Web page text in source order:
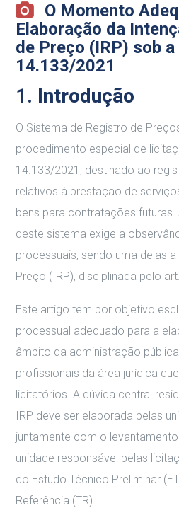
O Momento
Elaboração da
de Preço (IRP) sob a
14.133/2021
1. Introdução
O Sistema de Registro de
procedimento especial de
14.133/2021, destinado ao
relativos à prestação de
bens para contratações
deste sistema exige a
processuais, sendo uma delas
Preço (IRP), disciplinada pelo
Este artigo tem por objetivo
processual adequado para a
âmbito da administração
profissionais da área jurídica
licitatórios. A dúvida central
IRP deve ser elaborada pelas
juntamente com o
unidade responsável pelas
do Estudo Técnico Preliminar
Referência (TR).